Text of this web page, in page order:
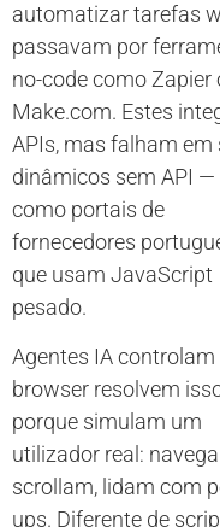
automatizar tarefas
passavam por
no-code como Zapier
Make.com. Estes
APIs, mas falham em
dinâmicos sem API —
como portais de
fornecedores
que usam JavaScript
pesado.
Agentes IA controlam
browser resolvem
porque simulam um
utilizador real:
scrollam, lidam com
ups. Diferente de